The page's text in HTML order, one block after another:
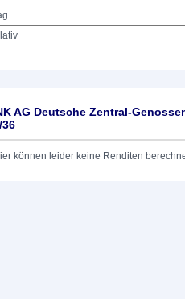
AG Deutsche Zentral-
36
können leider keine Renditen